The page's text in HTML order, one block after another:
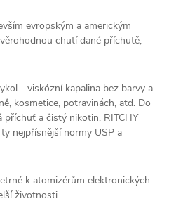
evropským a americkým
chutí dané příchutě,
- viskózní kapalina bez barvy a
kosmetice, potravinách, atd. Do
a čistý nikotin. RITCHY
nejpřísnější normy USP a
k atomizérům elektronických
životnosti.